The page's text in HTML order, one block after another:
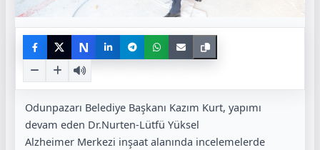
N
Odunpazarı Belediye Başkanı Kazım Kurt, yapımı
devam eden Dr.Nurten-Lütfü Yüksel
Alzheimer Merkezi inşaat alanında incelemelerde